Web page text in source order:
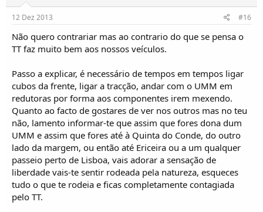
O TT não perdoa, lamas terra areia pó agua tudo isto influencia.
ainda fazer 600 kms em AE de UMM, gosto de andar depressa e com três faixas livres ir a
110 moi-me o juízo.
Os UMM's no geral são máquinas muito equilibradas mas que carecem de manutenção
com muita frequência.
A manutenção por norma é simples e pode ser feita por cada um de nós, existem alguns
componentes mais detalhados bombas injectoras, grupos cónicos, caixas que convém
serem vistas por alguém que saiba o que faz.
Tudo o resto é lubrificar, ver níveis e por ai.
De uma forma geral são máquinas mimadas que se usares com cabeça tornam-se
companheiros para o resto da vida.
Posso-te garantir que por muito dinheiro que tivesse não tinha coragem de meter qualquer
outra máquina a fazer o que faço em TT com o WB.
12 Dez 2013 #16
Não quero contrariar mas ao contrario do que se pensa o
TT faz muito bem aos nossos veículos.
Passo a explicar, é necessário de tempos em tempos ligar
cubos da frente, ligar a tracção, andar com o UMM em
redutoras por forma aos componentes irem mexendo.
Quanto ao facto de gostares de ver nos outros mas no teu
não, lamento informar-te que assim que fores dona dum
UMM e assim que fores até à Quinta do Conde, do outro
lado da margem, ou então até Ericeira ou a um qualquer
passeio perto de Lisboa, vais adorar a sensação de
liberdade vais-te sentir rodeada pela natureza, esqueces
tudo o que te rodeia e ficas completamente contagiada
pelo TT.